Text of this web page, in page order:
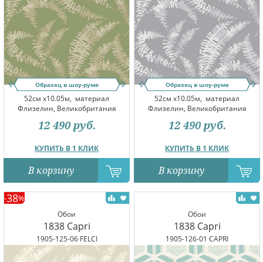
Образец в шоу-руме
52см x10.05м, материал
Флизелин, Великобритания
КУПИТЬ В 1 КЛИК
12 490 руб.
В корзину
Образец в шоу-руме
52см x10.05м, материал
Флизелин, Великобритания
КУПИТЬ В 1 КЛИК
12 490 руб.
В корзину
Обои
1838 Capri
1905-125-06 FELCI
-38%
Обои
1838 Capri
1905-126-01 CAPRI